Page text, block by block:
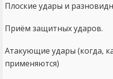
Плоские удары и
Приём защитных ударов.
Атакующие удары (когда,
применяются)